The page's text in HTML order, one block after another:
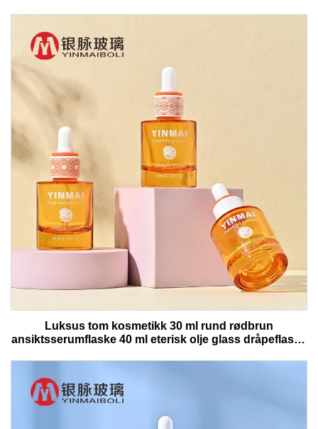
Luksus tom kosmetikk 30 ml rund rødbrun
ansiktsserumflaske 40 ml eterisk olje glass dråpeflaske